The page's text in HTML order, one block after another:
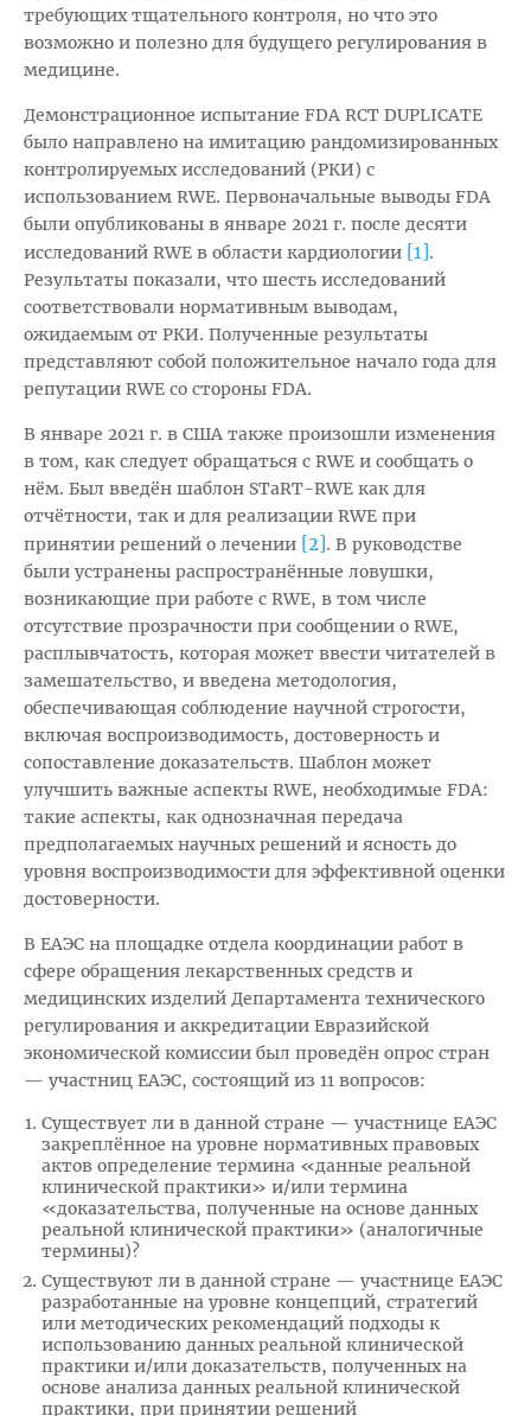
требующих тщательного контроля, но что это
возможно и полезно для будущего регулирования в
медицине.
Демонстрационное испытание FDA RCT DUPLICATE
было направлено на имитацию рандомизированных
контролируемых исследований (РКИ) с
использованием RWE. Первоначальные выводы FDA
были опубликованы в январе 2021 г. после десяти
исследований RWE в области кардиологии [1].
Результаты показали, что шесть исследований
соответствовали нормативным выводам,
ожидаемым от РКИ. Полученные результаты
представляют собой положительное начало года для
репутации RWE со стороны FDA.
В январе 2021 г. в США также произошли изменения
в том, как следует обращаться с RWE и сообщать о
нём. Был введён шаблон STaRT-RWE как для
отчётности, так и для реализации RWE при
принятии решений о лечении [2]. В руководстве
были устранены распространённые ловушки,
возникающие при работе с RWE, в том числе
отсутствие прозрачности при сообщении о RWE,
расплывчатость, которая может ввести читателей в
замешательство, и введена методология,
обеспечивающая соблюдение научной строгости,
включая воспроизводимость, достоверность и
сопоставление доказательств. Шаблон может
улучшить важные аспекты RWE, необходимые FDA:
такие аспекты, как однозначная передача
предполагаемых научных решений и ясность до
уровня воспроизводимости для эффективной оценки
достоверности.
В ЕАЭС на площадке отдела координации работ в
сфере обращения лекарственных средств и
медицинских изделий Департамента технического
регулирования и аккредитации Евразийской
экономической комиссии был проведён опрос стран
— участниц ЕАЭС, состоящий из 11 вопросов:
Существует ли в данной стране — участнице ЕАЭС
закреплённое на уровне нормативных правовых
актов определение термина «данные реальной
клинической практики» и/или термина
«доказательства, полученные на основе данных
реальной клинической практики» (аналогичные
термины)?
Существуют ли в данной стране — участнице ЕАЭС
разработанные на уровне концепций, стратегий
или методических рекомендаций подходы к
использованию данных реальной клинической
практики и/или доказательств, полученных на
основе анализа данных реальной клинической
практики, при принятии решений